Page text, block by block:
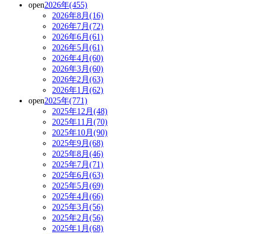
open2026年(455)
2026年8月(16)
2026年7月(72)
2026年6月(61)
2026年5月(61)
2026年4月(60)
2026年3月(60)
2026年2月(63)
2026年1月(62)
open2025年(771)
2025年12月(48)
2025年11月(70)
2025年10月(90)
2025年9月(68)
2025年8月(46)
2025年7月(71)
2025年6月(63)
2025年5月(69)
2025年4月(66)
2025年3月(56)
2025年2月(56)
2025年1月(68)